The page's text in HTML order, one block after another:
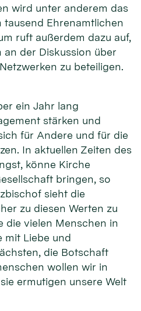
wird unter anderem das
tausend Ehrenamtlichen
ruft außerdem dazu auf,
der Diskussion über
zu beteiligen.
ein Jahr lang
stärken und
für Andere und für die
In aktuellen Zeiten des
könne Kirche
bringen, so
sieht die
zu diesen Werten zu
die vielen Menschen in
mit Liebe und
die Botschaft
wollen wir in
ermutigen unsere Welt